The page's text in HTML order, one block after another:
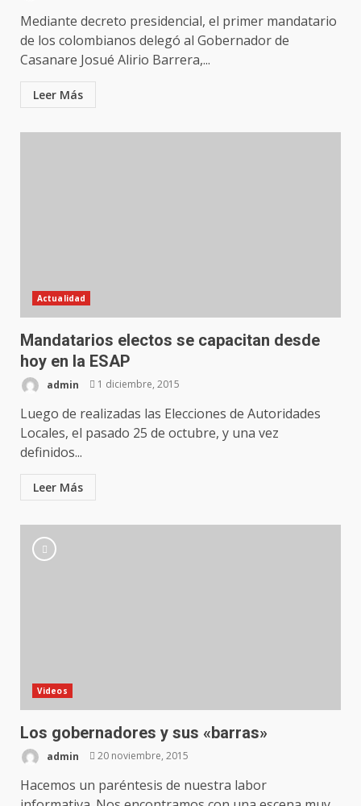
Mediante decreto presidencial, el primer mandatario
de los colombianos delegó al Gobernador de
Casanare Josué Alirio Barrera,...
Leer Más
Actualidad
Mandatarios electos se capacitan desde
hoy en la ESAP
admin 1 diciembre, 2015
Luego de realizadas las Elecciones de Autoridades
Locales, el pasado 25 de octubre, y una vez
definidos...
Leer Más
Videos
Los gobernadores y sus «barras»
admin 20 noviembre, 2015
Hacemos un paréntesis de nuestra labor